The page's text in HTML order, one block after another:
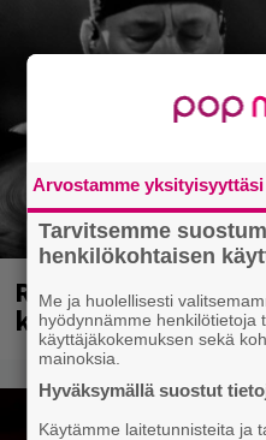
Rushin Neil
kuussa dokumentti
Arvostamme yksityisyyttäsi
Tarvitsemme
henkilökohtaisen
Me ja huolellisesti
hyödynnämme henkilötietoja
käyttäjäkokemuksen sekä
mainoksia.
Hyväksymällä suostut
Käytämme laitetunnisteita ja